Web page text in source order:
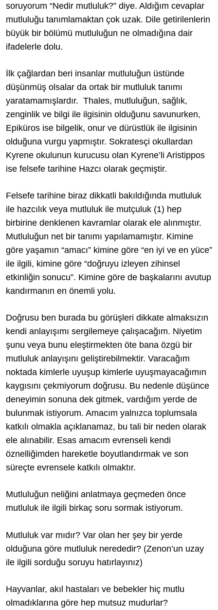
soruyorum “Nedir mutluluk?” diye. Aldığım cevaplar
mutluluğu tanımlamaktan çok uzak. Dile getirilenlerin
büyük bir bölümü mutluluğun ne olmadığına dair
ifadelerle dolu.
İlk çağlardan beri insanlar mutluluğun üstünde
düşünmüş olsalar da ortak bir mutluluk tanımı
yaratamamışlardır. Thales, mutluluğun, sağlık,
zenginlik ve bilgi ile ilgisinin olduğunu savunurken,
Epiküros ise bilgelik, onur ve dürüstlük ile ilgisinin
olduğuna vurgu yapmıştır. Sokratesçi okullardan
Kyrene okulunun kurucusu olan Kyrene’li Aristippos
ise felsefe tarihine Hazcı olarak geçmiştir.
Felsefe tarihine biraz dikkatli bakıldığında mutluluk
ile hazcılık veya mutluluk ile mutçuluk (1) hep
birbirine denklenen kavramlar olarak ele alınmıştır.
Mutluluğun net bir tanımı yapılamamıştır. Kimine
göre yaşamın “amacı” kimine göre “en iyi ve en yüce”
ile ilgili, kimine göre “doğruyu izleyen zihinsel
etkinliğin sonucu”. Kimine göre de başkalarını avutup
kandırmanın en önemli yolu.
Doğrusu ben burada bu görüşleri dikkate almaksızın
kendi anlayışımı sergilemeye çalışacağım. Niyetim
şunu veya bunu eleştirmekten öte bana özgü bir
mutluluk anlayışını geliştirebilmektir. Varacağım
noktada kimlerle uyuşup kimlerle uyuşmayacağımın
kaygısını çekmiyorum doğrusu. Bu nedenle düşünce
deneyimin sonuna dek gitmek, vardığım yerde de
bulunmak istiyorum. Amacım yalnızca toplumsala
katkılı olmakla açıklanamaz, bu tali bir neden olarak
ele alınabilir. Esas amacım evrenseli kendi
öznelliğimden hareketle boyutlandırmak ve son
süreçte evrensele katkılı olmaktır.
Mutluluğun neliğini anlatmaya geçmeden önce
mutluluk ile ilgili birkaç soru sormak istiyorum.
Mutluluk var mıdır? Var olan her şey bir yerde
olduğuna göre mutluluk nerededir? (Zenon’un uzay
ile ilgili sorduğu soruyu hatırlayınız)
Hayvanlar, akıl hastaları ve bebekler hiç mutlu
olmadıklarına göre hep mutsuz mudurlar?